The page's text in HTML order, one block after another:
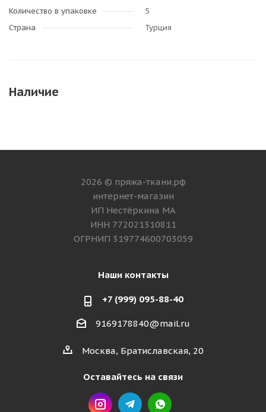
Количество в упаковке
5
Страна
Турция
Наличие
2026 © пряжа-ткани.рф
интернет-магазин
ИП Нестёркина МА
ИНН 772021310811
ОГРНИП 319774600703059
Наши контакты
+7 (999) 095-88-40
9169178840@mail.ru
Москва, Братиславская, 20
Оставайтесь на связи